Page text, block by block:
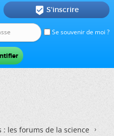
Se souvenir de moi ?
 S'inscrire
: les forums de la science